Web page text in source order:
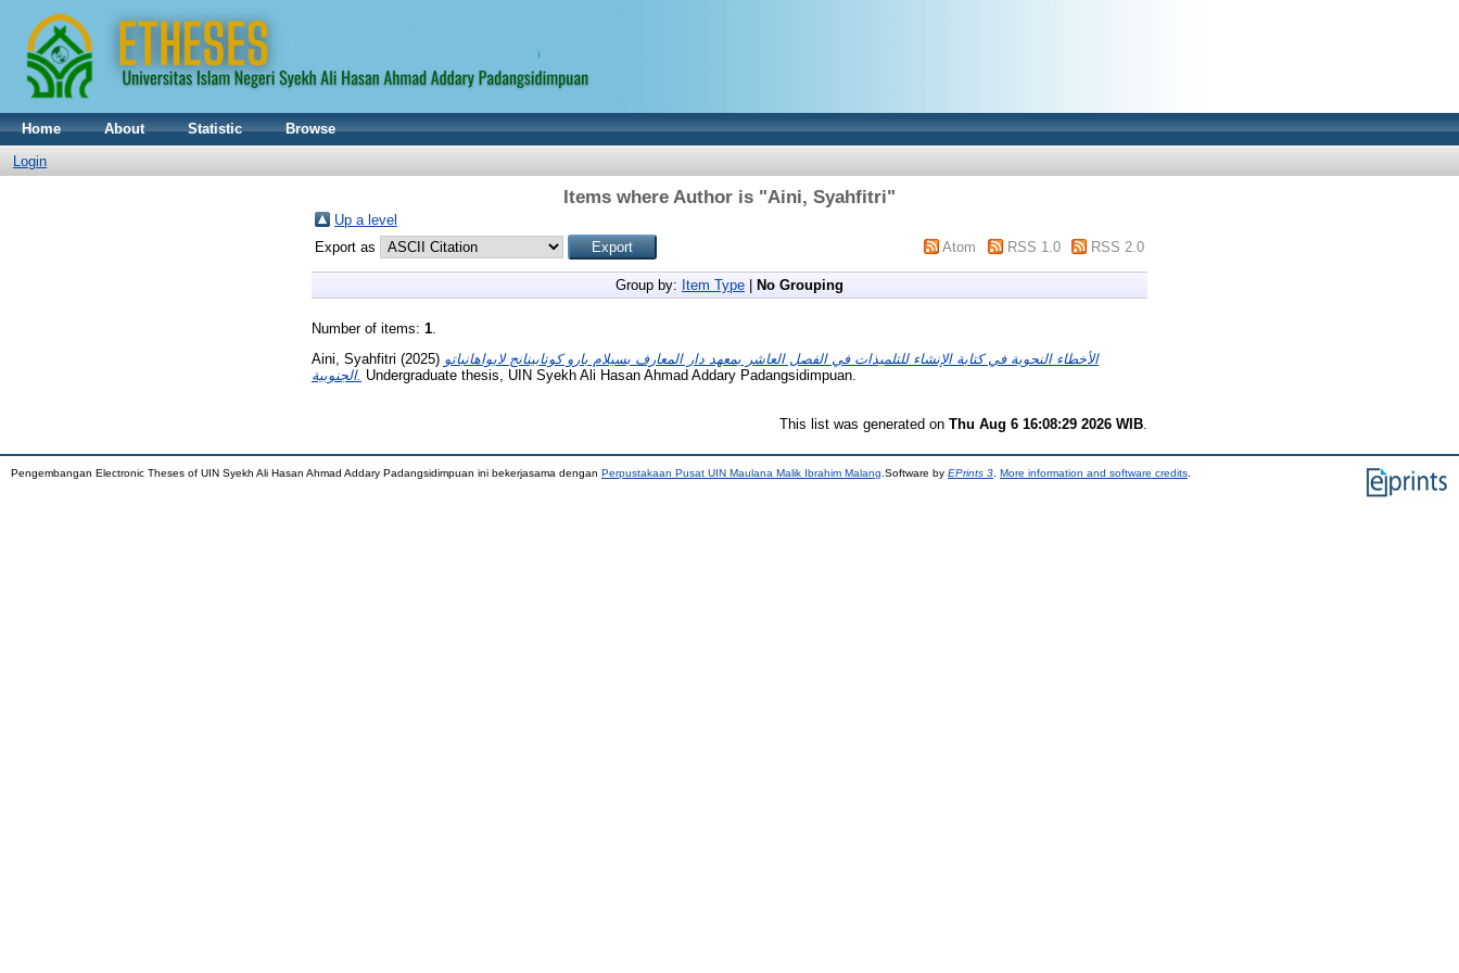
Home About Statistic
Browse
Login
Items where Author is "Aini, Syahfitri"
Up a level
Export as
Atom RSS 1.0 RSS 2.0
Group by: Item Type No Grouping
Number of items: 1.
Aini, Syahfitri (2025) الأخطاء النحوية في كتابة الإنشاء للتلميذات في الفصل العاشر بمعهد دار المعارف بسيلام بارو كوتابينانج لابواهانباتو
الجنوبية. Undergraduate thesis, UIN Syekh Ali Hasan Ahmad Addary Padangsidimpuan.
This list was generated on Thu Aug 6 16:08:29 2026 WIB
Pengembangan Electronic Theses of UIN Syekh Ali Hasan Ahmad Addary Padangsidimpuan ini bekerjasama dengan Perpustakaan Pusat UIN Maulana Malik Ibrahim Malang .Software by EPrints 3 More information and software credits